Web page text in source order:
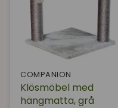
COMPANION
Klösmöbel med
hängmatta, grå